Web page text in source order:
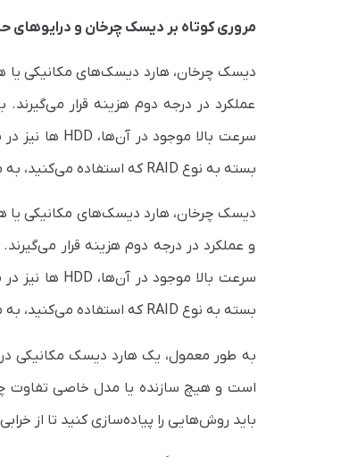
مروری کوتاه بر دیسک چرخان و درایوهای
عملکرد در درجه دوم هزینه قرار
بسته به نوع RAID که استفاده می‌کنید، به منظور کمک به کاهش هر دوی این مشکلات است.
و عملکرد در درجه دوم هزینه قرار
بسته به نوع RAID که استفاده می‌کنید، به منظور کمک به کاهش هر دوی این مشکلات است.
باید روش‌هایی را پیاده‌سازی کنید تا از